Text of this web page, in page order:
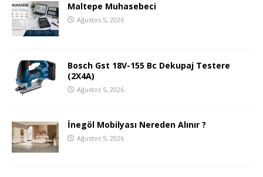
Maltepe Muhasebeci
Ağustos 5, 2026
Bosch Gst 18V-155 Bc Dekupaj Testere
(2X4A)
Ağustos 5, 2026
İnegöl Mobilyası Nereden Alınır ?
Ağustos 5, 2026